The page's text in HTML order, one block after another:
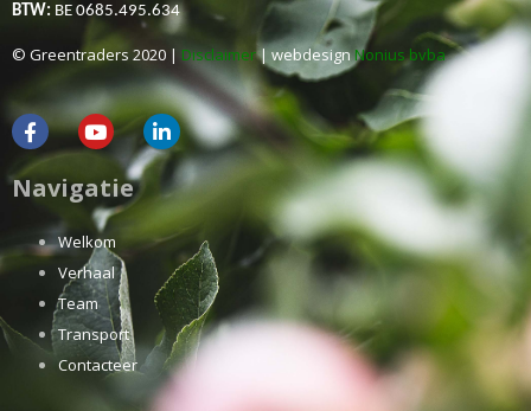
BTW: BE 0685.495.634
© Greentraders 2020 | Disclaimer| webdesignNonius bvba
Navigatie
Welkom
Verhaal
Team
Transport
Contacteer